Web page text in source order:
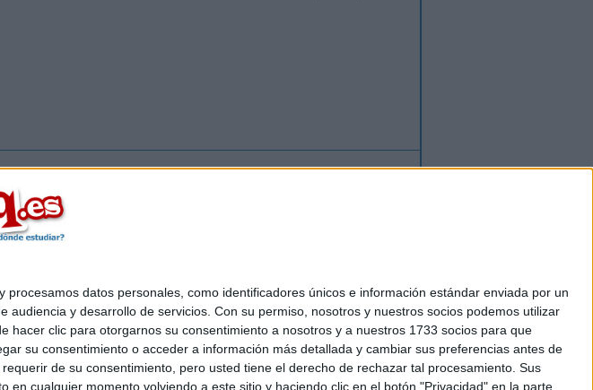
datos personales, como identificadores únicos e información estándar enviada por un
audiencia y desarrollo de servicios. Con su permiso, nosotros y nuestros socios podemos utilizar
clic para otorgarnos su consentimiento a nosotros y a nuestros 1733 socios para que
su consentimiento o acceder a información más detallada y cambiar sus preferencias antes de
de su consentimiento, pero usted tiene el derecho de rechazar tal procesamiento. Sus
cualquier momento volviendo a este sitio y haciendo clic en el botón "Privacidad" en la parte
Inicia sesiónoregístratepara enviar comentarios
|Anúnciate
generales|Política de cookies
- 28006 Madrid [ESPAÑA] - Tel. +34 91 593 2767